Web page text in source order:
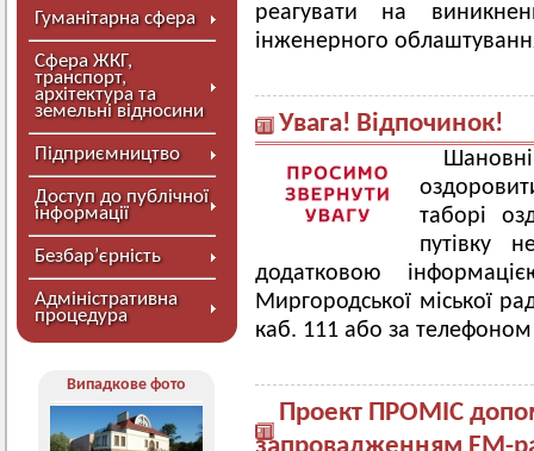
Гуманітарна сфера
Сфера ЖКГ,
транспорт,
архітектура та
земельні відносини
Підприємництво
Доступ до публічної
інформації
Безбар’єрність
Адміністративна
процедура
Випадкове фото
реагувати на
інженерного
Увага! Відпочинок!
таборі
путівку
додатковою
Миргородської міської
каб. 111 або за
Проект ПРОМІС